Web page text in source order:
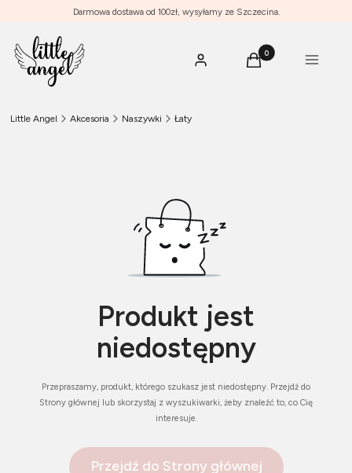
Darmowa dostawa od 100zł, wysyłamy ze Szczecina.
Zaloguj się Produkty w koszyku:
Koszyk Menu
Little Angel Akcesoria Naszywki Łaty
Produkt jest
niedostępny
Przepraszamy, produkt, którego szukasz jest niedostępny. Przejdź do
Strony głównej lub skorzystaj z wyszukiwarki, żeby znaleźć to, co Cię
interesuje.
Przejdź do Strony głównej